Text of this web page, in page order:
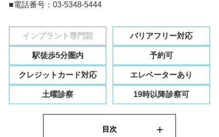
■電話番号：03-5348-5444
インプラント専門院 バリアフリー対応
駅徒歩5分圏内 予約可
クレジットカード対応 エレベーターあり
土曜診察 19時以降診察可